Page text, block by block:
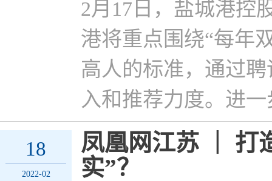
2月17日，盐城港控
港将重点围绕“每年
高人的标准，通过
入和推荐力度。进
18
2022-02
凤凰网江苏 ｜ 打
实”？